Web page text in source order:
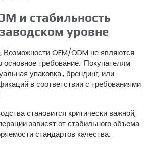
и стабильность
уровне
Возможности OEM/ODM не являются
требование.. Покупателям
упаковка., брендинг, или
в соответствии с требованиями
становится критически важной,
зависят от стабильного объема
стандартов качества..